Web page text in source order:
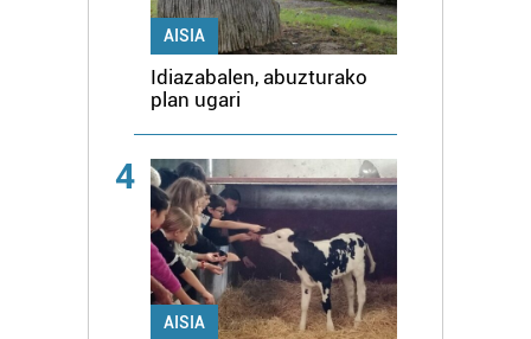
AISIA
Idiazabalen, abuzturako
plan ugari
4
AISIA